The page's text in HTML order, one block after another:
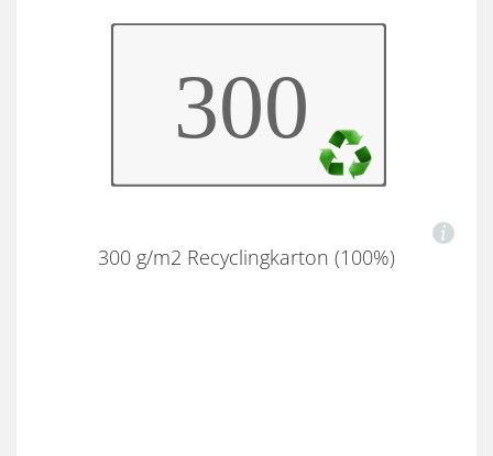
300 g/m2 Recyclingkarton (100%)